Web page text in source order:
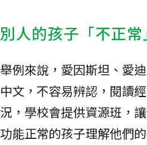
別人的孩子「不正
舉例來說，愛因斯坦、愛
中文，不容易辨認，閱讀
況，學校會提供資源班，
功能正常的孩子理解他們